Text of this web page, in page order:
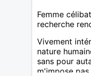
Femme
recherche
Vivement
nature
sans pour
m'impose